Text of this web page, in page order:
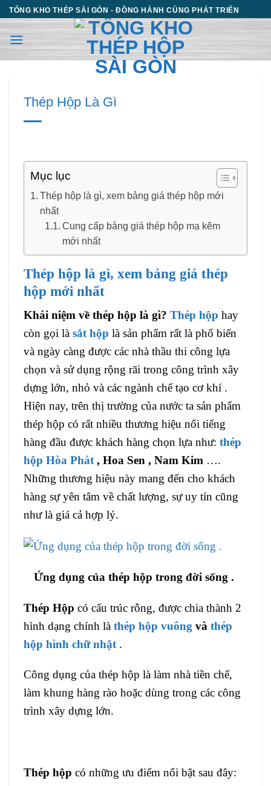
Chuyển
đến
nội
TỔNG KHO THÉP SÀI GÒN - ĐỒNG HÀNH CÙNG PHÁT TRIỂN
Thép Hộp Là Gì
Mục lục
Thép hộp là gì, xem bảng giá thép hộp mới
nhất
Cung cấp bảng giá thép hộp mạ kẽm
mới nhất
Thép hộp là gì, xem bảng giá thép
hộp mới nhất
Khái niệm về thép hộp là gì? Thép hộp hay
còn gọi là sắt hộp là sản phẩm rất là phổ biến
và ngày càng được các nhà thầu thi công lựa
chọn và sử dụng rộng rãi trong công trình xây
dựng lớn, nhỏ và các ngành chế tạo cơ khí .
Hiện nay, trên thị trường của nước ta sản phẩm
thép hộp có rất nhiều thương hiệu nổi tiếng
hàng đầu được khách hàng chọn lựa như: thép
hộp Hòa Phát , Hoa Sen , Nam Kim ….
Những thương hiệu này mang đến cho khách
hàng sự yên tâm về chất lượng, sự uy tín cũng
như là giá cả hợp lý.
Ứng dụng của thép hộp trong đời sống .
Thép Hộp có cấu trúc rỗng, được chia thành 2
hình dạng chính là thép hộp vuông và thép
hộp hình chữ nhật .
Công dụng của thép hộp là làm nhà tiền chế,
làm khung hàng rào hoặc dùng trong các công
trình xây dựng lớn.
Thép hộp có những ưu điểm nổi bật sau đây: